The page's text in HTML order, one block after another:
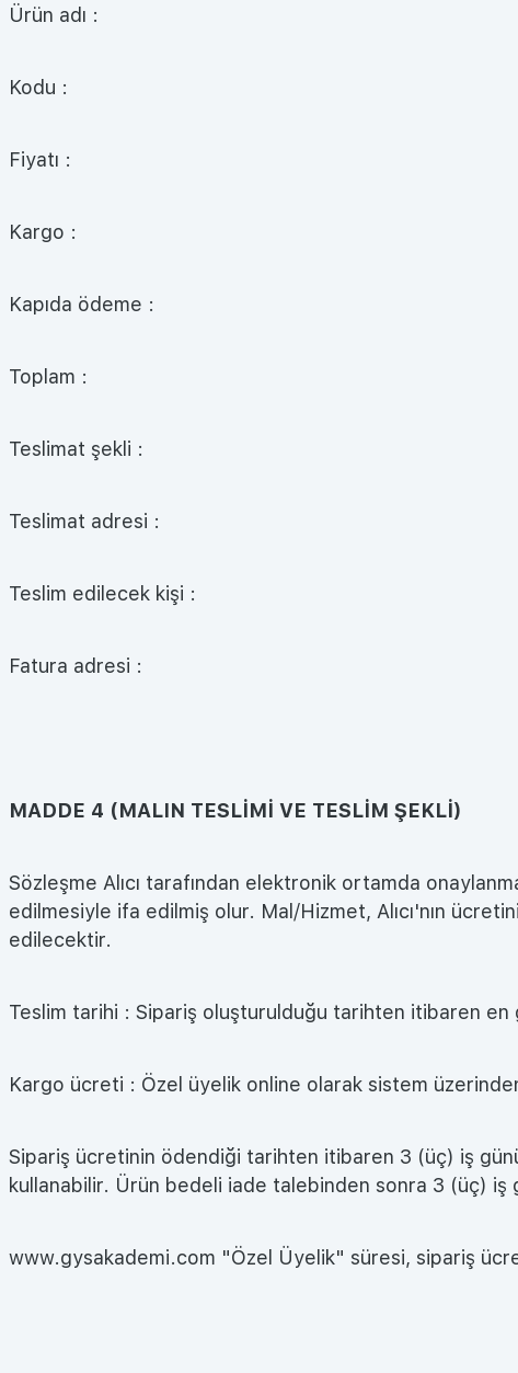
Ürün adı :
Kodu :
Fiyatı :
Kargo :
Kapıda ödeme :
Toplam :
Teslimat şekli :
Teslimat adresi :
Teslim edilecek kişi :
Fatura adresi :
MADDE 4 (MALIN TESLİMİ VE TESLİM ŞEKLİ)
Sözleşme Alıcı tarafından elektronik ortamda
edilmesiyle ifa edilmiş olur. Mal/Hizmet, Alıcı'nın
edilecektir.
Teslim tarihi : Sipariş oluşturulduğu tarihten itibaren en
Kargo ücreti : Özel üyelik online olarak sistem
Sipariş ücretinin ödendiği tarihten itibaren 3 (üç) iş
kullanabilir. Ürün bedeli iade talebinden sonra 3 (üç) iş
www.gysakademi.com "Özel Üyelik" süresi, sipariş